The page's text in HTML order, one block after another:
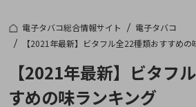
電子タバコ総合情報サイト
電子タバコ
【2021年最新】ビタフル全22種類おすすめの
【2021年最新】ビタフ
すめの味ランキング